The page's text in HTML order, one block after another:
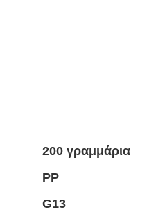
200 γραμμάρια
PP
G13